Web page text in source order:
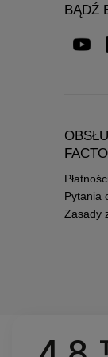
BĄDŹ
Pytania
Zasady